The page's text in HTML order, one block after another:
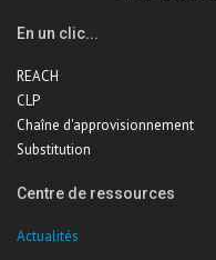
En un clic...
REACH
CLP
Chaîne d'approvisionnement
Substitution
Centre de ressources
Actualités